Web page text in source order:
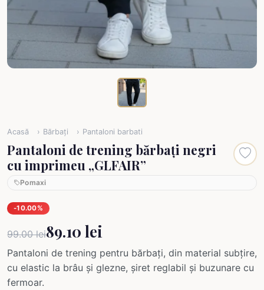
Acasă Bărbați Pantaloni barbati
Pantaloni de trening bărbați negri
cu imprimeu „GLFAIR”
Pomaxi
-10.00%
99.00 lei89.10 lei
Pantaloni de trening pentru bărbați, din material subțire,
cu elastic la brâu și glezne, șiret reglabil și buzunare cu
fermoar.